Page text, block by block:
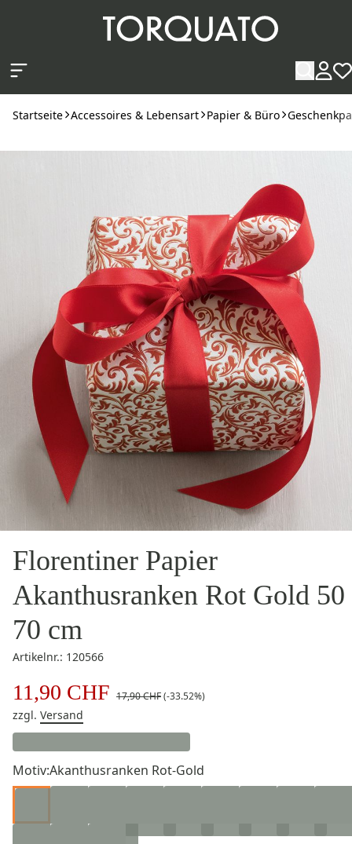
Startseite Accessoires & Lebensart Papier & Büro
Florentiner Papier
Akanthusranken Rot Gold 50
70 cm
Artikelnr.: 120566
11,90 CHF 17,90 CHF(-33.52%)
zzgl. Versand
Motiv:Akanthusranken Rot-Gold